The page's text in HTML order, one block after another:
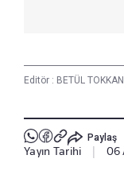
Editör : BETÜL TOKKAN
Paylaş
Yayın Tarihi 06